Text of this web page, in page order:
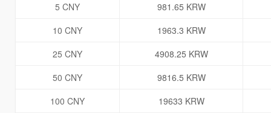
5 CNY
981.65 KRW
10 CNY
1963.3 KRW
25 CNY
4908.25 KRW
50 CNY
9816.5 KRW
100 CNY
19633 KRW